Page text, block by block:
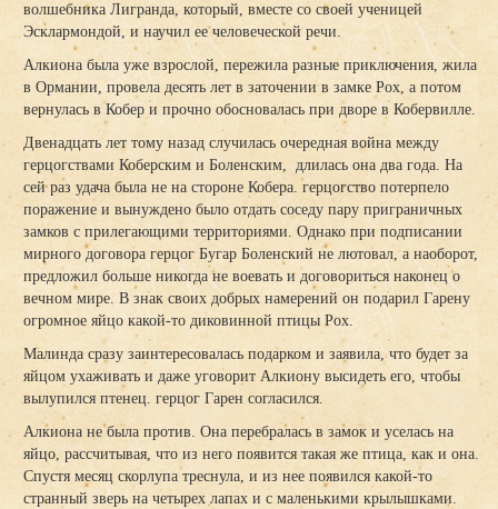
волшебника Лигранда, который, вместе со своей ученицей
Эсклармондой, и научил ее человеческой речи.
Алкиона была уже взрослой, пережила разные приключения, жила
в Ормании, провела десять лет в заточении в замке Рох, а потом
вернулась в Кобер и прочно обосновалась при дворе в Кобервилле.
Двенадцать лет тому назад случилась очередная война между
герцогствами Коберским и Боленским, длилась она два года. На
сей раз удача была не на стороне Кобера. герцогство потерпело
поражение и вынуждено было отдать соседу пару приграничных
замков с прилегающими территориями. Однако при подписании
мирного договора герцог Бугар Боленский не лютовал, а наоборот,
предложил больше никогда не воевать и договориться наконец о
вечном мире. В знак своих добрых намерений он подарил Гарену
огромное яйцо какой-то диковинной птицы Рох.
Малинда сразу заинтересовалась подарком и заявила, что будет за
яйцом ухаживать и даже уговорит Алкиону высидеть его, чтобы
вылупился птенец. герцог Гарен согласился.
Алкиона не была против. Она перебралась в замок и уселась на
яйцо, рассчитывая, что из него появится такая же птица, как и она.
Спустя месяц скорлупа треснула, и из нее появился какой-то
странный зверь на четырех лапах и с маленькими крылышками.